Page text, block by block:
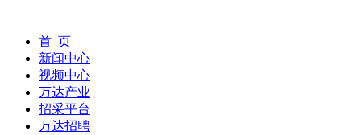
首 页
新闻中心
视频中心
万达产业
招采平台
万达招聘